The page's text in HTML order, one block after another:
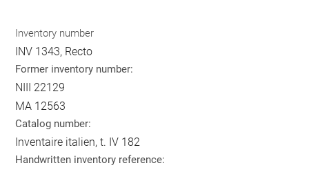
Inventory number
INV 1343, Recto
Former inventory number:
NIII 22129
MA 12563
Catalog number:
Inventaire italien, t. IV 182
Handwritten inventory reference: